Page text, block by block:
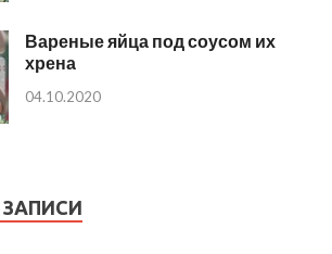
Вареные яйца под соусом их
хрена
04.10.2020